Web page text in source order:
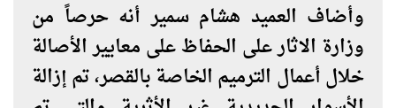
وأضاف العميد هشام سمير أنه حرصاً من
وزارة الاثار على الحفاظ على معايير الأصالة
خلال أعمال الترميم الخاصة بالقصر، تم إزالة